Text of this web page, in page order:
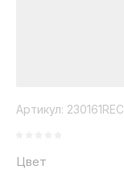
Артикул: 230161REC
Цвет